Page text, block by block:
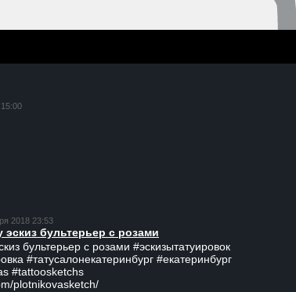
2018 23:53
бультерьер с розами
бультерьер с розами #эскизытатуировок
#татусалонекатеринбург #екатеринбург
#tattoosketchs
plotnikovasketch/